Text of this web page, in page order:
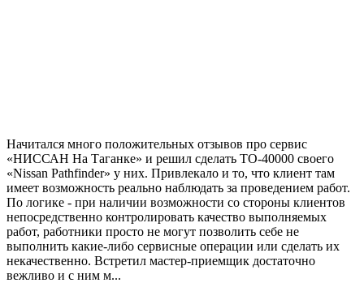
Начитался много положительных отзывов про сервис
«НИССАН На Таганке» и решил сделать ТО-40000 своего
«Nissan Pathfinder» у них. Привлекало и то, что клиент там
имеет возможность реально наблюдать за проведением работ.
По логике - при наличии возможности со стороны клиентов
непосредственно контролировать качество выполняемых
работ, работники просто не могут позволить себе не
выполнить какие-либо сервисные операции или сделать их
некачественно. Встретил мастер-приемщик достаточно
вежливо и с ним м...